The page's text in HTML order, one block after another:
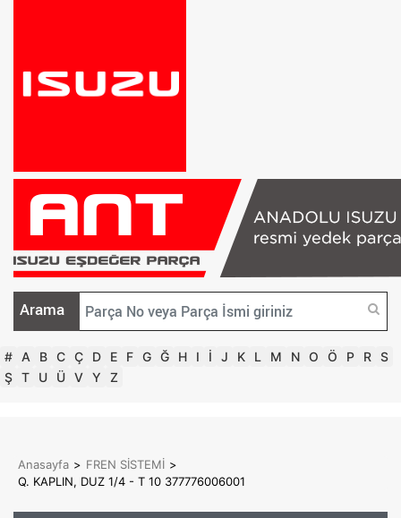
Arama
# A B C Ç D E F G Ğ H I İ J K L M N O Ö P R S
Ş T U Ü V Y Z
Anasayfa > FREN SİSTEMİ >
Q. KAPLIN, DUZ 1/4 - T 10 377776006001